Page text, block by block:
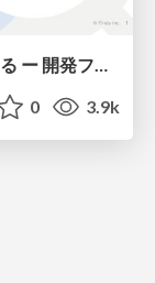
生成AI導入の「期待外れ」を乗り越える ー 開発フロー改革が目指す、真の組織変革
0 3.9k